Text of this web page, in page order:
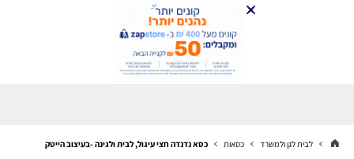
לבית לגן ולמשרד כסאות כסא נדנדה חצי עיגול, לבית ולגינה -בעיצוב הייטק